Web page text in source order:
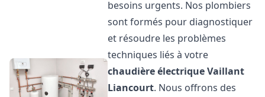
besoins urgents. Nos plombiers
sont formés pour diagnostiquer
et résoudre les problèmes
techniques liés à votre
chaudière électrique Vaillant
Liancourt. Nous offrons des